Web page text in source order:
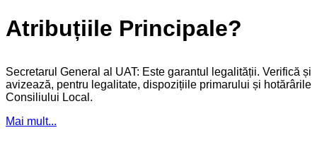
Atribuțiile Principale?
Secretarul General al UAT: Este garantul legalității. Verifică și
avizează, pentru legalitate, dispozițiile primarului și hotărârile
Consiliului Local.
Mai mult...